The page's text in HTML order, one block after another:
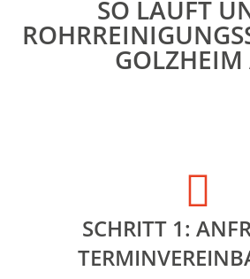
SO LÄUFT
GOLZHEIM
SCHRITT 1: